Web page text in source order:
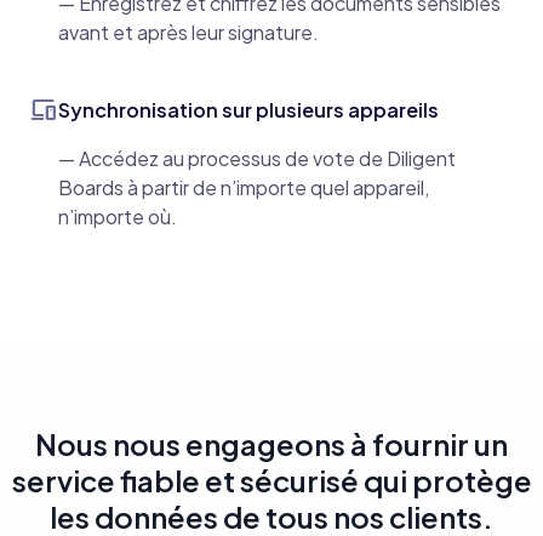
avant et après leur signature.
devicesSynchronisation sur plusieurs appareils
— Accédez au processus de vote de Diligent
Boards à partir de n’importe quel appareil,
n’importe où.
Nous nous engageons à fournir un
service fiable et sécurisé qui protège
les données de tous nos clients.